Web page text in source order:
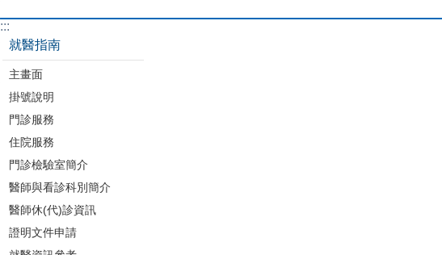
:::
就醫指南
主畫面
掛號說明
門診服務
住院服務
門診檢驗室簡介
醫師與看診科別簡介
醫師休(代)診資訊
證明文件申請